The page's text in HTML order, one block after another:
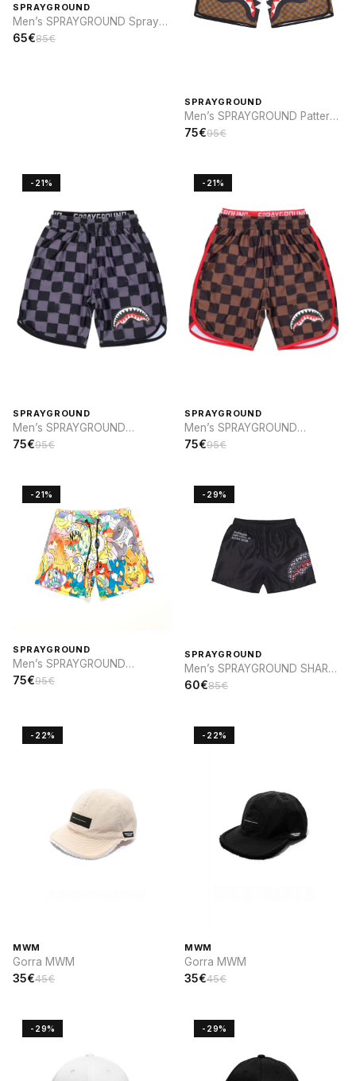
SPRAYGROUND
Men’s SPRAYGROUND Spray
sip SWIM
65€85€
SPRAYGROUND
Men’s SPRAYGROUND Pattern
and Elastic Waistband SWIM
75€95€
-21%
SPRAYGROUND
Men’s SPRAYGROUND
VANQUISH SWIM
75€95€
-21%
SPRAYGROUND
Men’s SPRAYGROUND
VANQUISH SWIM
75€95€
-21%
SPRAYGROUND
Men’s SPRAYGROUND
PERSONAJES DIBUJOS
75€95€
-29%
SPRAYGROUND
Men’s SPRAYGROUND SHARK
CENTRAL INFINITY SWIM
60€85€
-22%
MWM
Gorra MWM
35€45€
-22%
MWM
Gorra MWM
35€45€
-29% -29%